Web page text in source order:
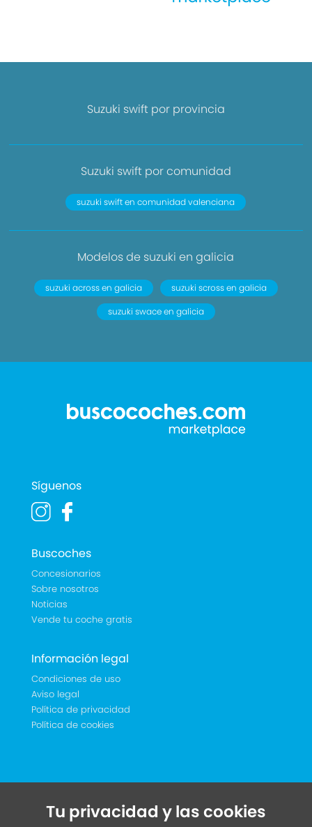
Suzuki swift por provincia
Suzuki swift por comunidad
suzuki swift en comunidad valenciana
Modelos de suzuki en galicia
suzuki across en galicia
suzuki scross en galicia
suzuki swace en galicia
Síguenos
Buscoches
Concesionarios
Sobre nosotros
Noticias
Vende tu coche gratis
Información legal
Condiciones de uso
Aviso legal
Política de privacidad
Política de cookies
Tu privacidad y las cookies